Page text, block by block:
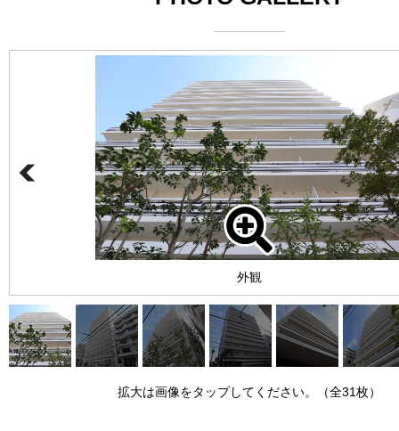
外観
拡大は画像をタップしてください。（全31枚）